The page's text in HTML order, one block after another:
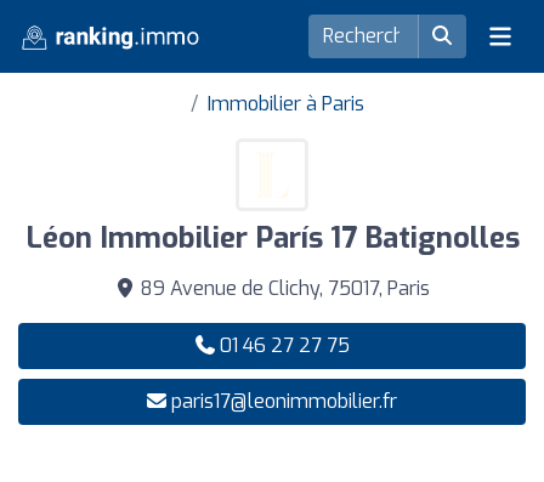
Immobilier à Paris
Léon Immobilier París 17 Batignolles
89 Avenue de Clichy, 75017, Paris
01 46 27 27 75
paris17@leonimmobilier.fr